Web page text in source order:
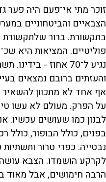
זוכר מתי אי־פעם היה פער
הצבאיים והביטחוניים
בתקשורת. ברור שלתקשורת
נגיע ל־70 אחוז -
והעזתים ברובם נמצאים
אף אחד לא מתכוון להשאיר
על הפרק. מעולם לא עשו
לבנון כמו שעושים עכשיו.
בפנים, כולל הבופור, כולל
נבטייה. כפרי טרור
לקרקע הושמדו. הצבא
הרבה חימושים, אבל מאוד